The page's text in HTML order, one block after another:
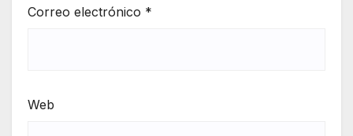
Correo electrónico *
Web